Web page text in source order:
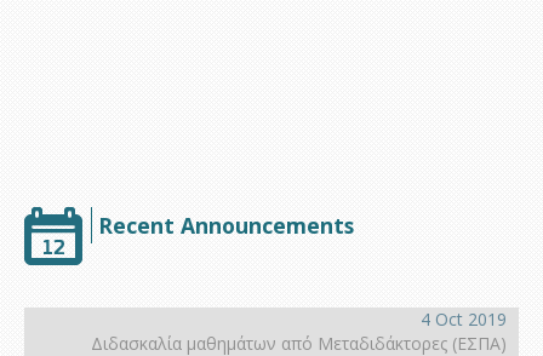
Recent Announcements
4 Oct 2019
Διδασκαλία μαθημάτων από Μεταδιδάκτορες (ΕΣΠΑ)